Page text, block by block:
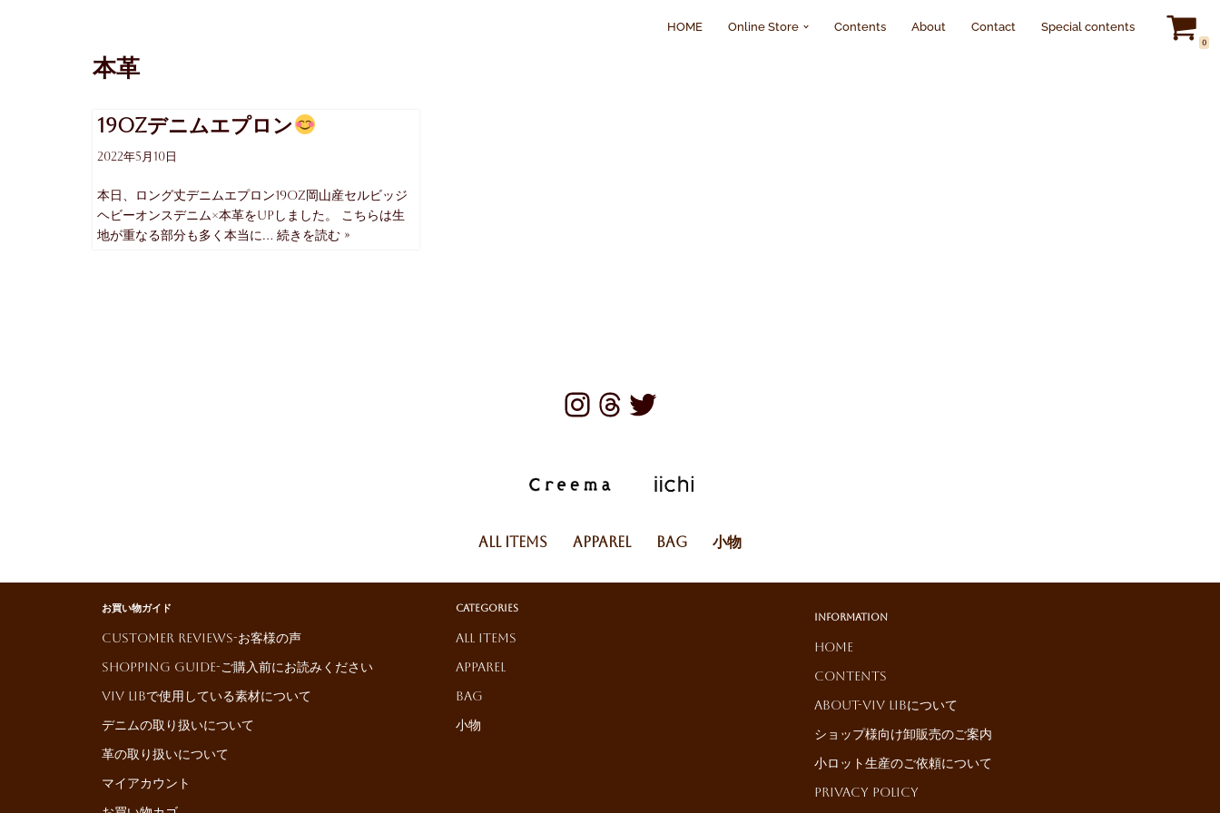
HOME Online Store Contents About Contact Special contents
0
本革
19ozデニムエプロン
2022年5月10日
本日、ロング丈デニムエプロン19oz岡山産セルビッジ
ヘビーオンスデニム×本革をUpしました。 こちらは生
地が重なる部分も多く本当に… 続きを読む »
All Items Apparel Bag 小物
お買い物ガイド
Customer reviews-お客様の声
Shopping Guide-ご購入前にお読みください
ViV LiBで使用している素材について
デニムの取り扱いについて
革の取り扱いについて
マイアカウント
Categories
All Items
Apparel
Bag
小物
Information
HOME
Contents
About-ViV LiBについて
ショップ様向け卸販売のご案内
小ロット生産のご依頼について
Privacy Policy